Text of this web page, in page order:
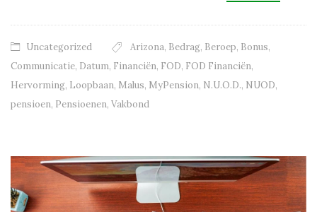
Uncategorized Arizona, Bedrag, Beroep, Bonus,
Communicatie, Datum, Financiën, FOD, FOD Financiën,
Hervorming, Loopbaan, Malus, MyPension, N.U.O.D., NUOD,
pensioen, Pensioenen, Vakbond